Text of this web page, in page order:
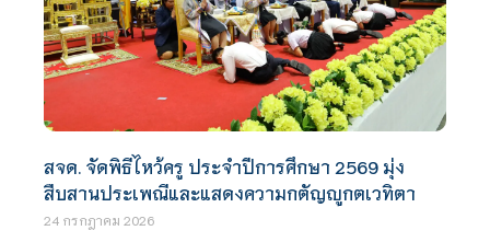
สจด. จัดพิธีไหว้ครู ประจำปีการศึกษา 2569 มุ่ง
สืบสานประเพณีและแสดงความกตัญญูกตเวทิตา
24 กรกฎาคม 2026